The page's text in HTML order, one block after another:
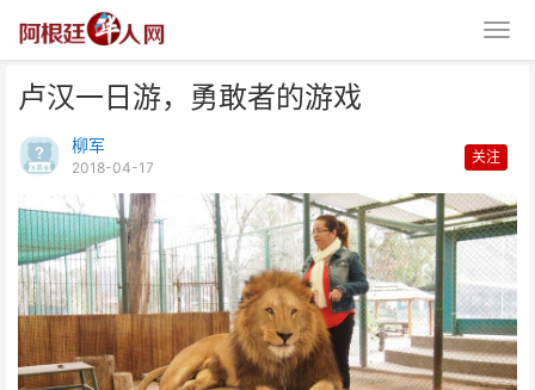
卢汉一日游，勇敢者的游戏
柳军
2018-04-17
关注
卢汉一日游，勇敢者的游戏